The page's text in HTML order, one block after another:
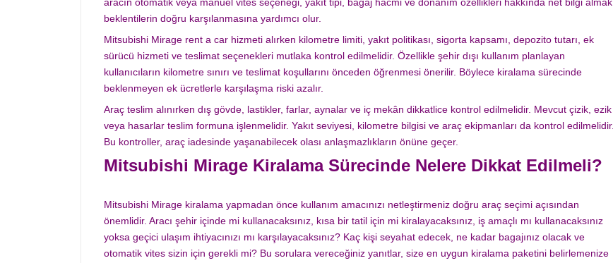
beklentilerin doğru karşılanmasına yardımcı olur.
Mitsubishi Mirage rent a car hizmeti alırken kilometre limiti, yakıt politikası, sigorta kapsamı, depozito tutarı, ek
sürücü hizmeti ve teslimat seçenekleri mutlaka kontrol edilmelidir. Özellikle şehir dışı kullanım planlayan
kullanıcıların kilometre sınırı ve teslimat koşullarını önceden öğrenmesi önerilir. Böylece kiralama sürecinde
beklenmeyen ek ücretlerle karşılaşma riski azalır.
Araç teslim alınırken dış gövde, lastikler, farlar, aynalar ve iç mekân dikkatlice kontrol edilmelidir. Mevcut çizik, ezik
veya hasarlar teslim formuna işlenmelidir. Yakıt seviyesi, kilometre bilgisi ve araç ekipmanları da kontrol edilmelidir.
Bu kontroller, araç iadesinde yaşanabilecek olası anlaşmazlıkların önüne geçer.
Mitsubishi Mirage Kiralama Sürecinde Nelere Dikkat Edilmeli?
Mitsubishi Mirage kiralama yapmadan önce kullanım amacınızı netleştirmeniz doğru araç seçimi açısından
önemlidir. Aracı şehir içinde mi kullanacaksınız, kısa bir tatil için mi kiralayacaksınız, iş amaçlı mı kullanacaksınız
yoksa geçici ulaşım ihtiyacınızı mı karşılayacaksınız? Kaç kişi seyahat edecek, ne kadar bagajınız olacak ve
otomatik vites sizin için gerekli mi? Bu sorulara vereceğiniz yanıtlar, size en uygun kiralama paketini belirlemenize